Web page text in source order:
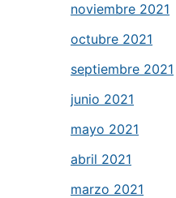
noviembre 2021
octubre 2021
septiembre 2021
junio 2021
mayo 2021
abril 2021
marzo 2021